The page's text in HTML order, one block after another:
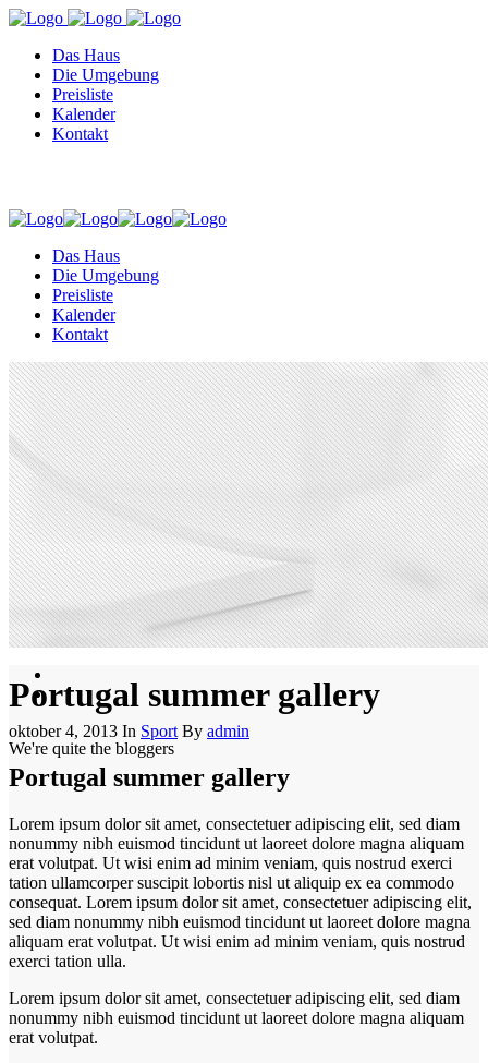
Das Haus
Die Umgebung
Preisliste
Kalender
Kontakt
Das Haus
Die Umgebung
Preisliste
Kalender
Kontakt
Portugal summer gallery
We're quite the bloggers
oktober 4, 2013 In Sport By admin
Portugal summer gallery
Lorem ipsum dolor sit amet, consectetuer adipiscing elit, sed diam
nonummy nibh euismod tincidunt ut laoreet dolore magna aliquam
erat volutpat. Ut wisi enim ad minim veniam, quis nostrud exerci
tation ullamcorper suscipit lobortis nisl ut aliquip ex ea commodo
consequat. Lorem ipsum dolor sit amet, consectetuer adipiscing elit,
sed diam nonummy nibh euismod tincidunt ut laoreet dolore magna
aliquam erat volutpat. Ut wisi enim ad minim veniam, quis nostrud
exerci tation ulla.
Lorem ipsum dolor sit amet, consectetuer adipiscing elit, sed diam
nonummy nibh euismod tincidunt ut laoreet dolore magna aliquam
erat volutpat.